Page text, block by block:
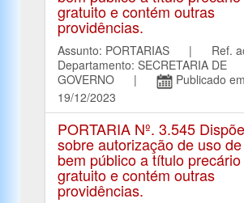
gratuito e contém outras
providências.
Assunto: PORTARIAS | Ref.
Departamento: SECRETARIA DE
GOVERNO |
Publicado
19/12/2023
PORTARIA Nº. 3.545 Dispõe
sobre autorização de uso de
bem público a título
gratuito e contém outras
providências.